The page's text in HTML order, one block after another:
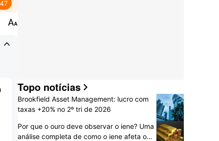


Topo notícias
Brookfield Asset Management: lucro com
taxas +20% no 2º tri de 2026
Por que o ouro deve observar o iene? Uma
análise completa de como o iene afeta o